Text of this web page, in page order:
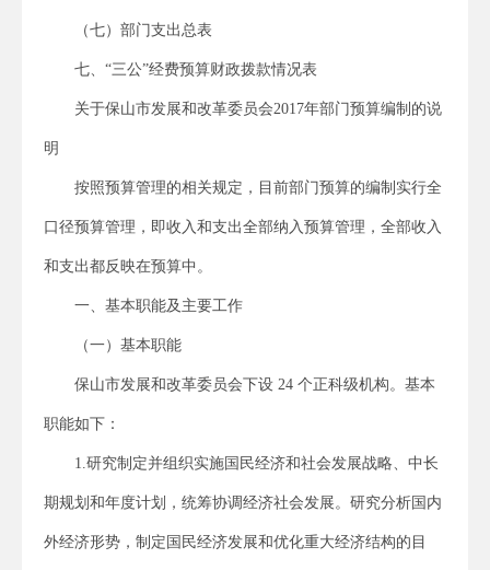
（七）部门支出总表
七、“三公”经费预算财政拨款情况表
关于保山市发展和改革委员会2017年部门预算编制的说
明
按照预算管理的相关规定，目前部门预算的编制实行全
口径预算管理，即收入和支出全部纳入预算管理，全部收入
和支出都反映在预算中。
一、基本职能及主要工作
（一）基本职能
保山市发展和改革委员会下设 24 个正科级机构。基本
职能如下：
1.研究制定并组织实施国民经济和社会发展战略、中长
期规划和年度计划，统筹协调经济社会发展。研究分析国内
外经济形势，制定国民经济发展和优化重大经济结构的目